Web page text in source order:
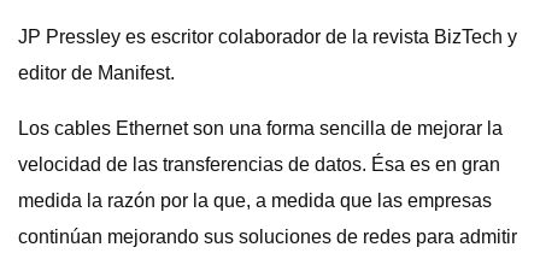
JP Pressley es escritor colaborador de la revista BizTech y
editor de Manifest.
Los cables Ethernet son una forma sencilla de mejorar la
velocidad de las transferencias de datos. Ésa es en gran
medida la razón por la que, a medida que las empresas
continúan mejorando sus soluciones de redes para admitir